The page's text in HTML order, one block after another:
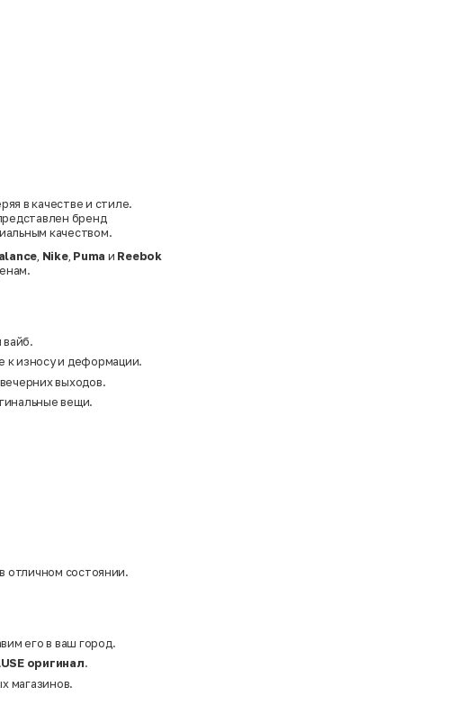
в качестве и стиле.
бренд
качеством.
, Nike, Puma и Reebok
к износу и деформации.
выходов.
вещи.
отличном состоянии.
его в ваш город.
оригинал.
магазинов.